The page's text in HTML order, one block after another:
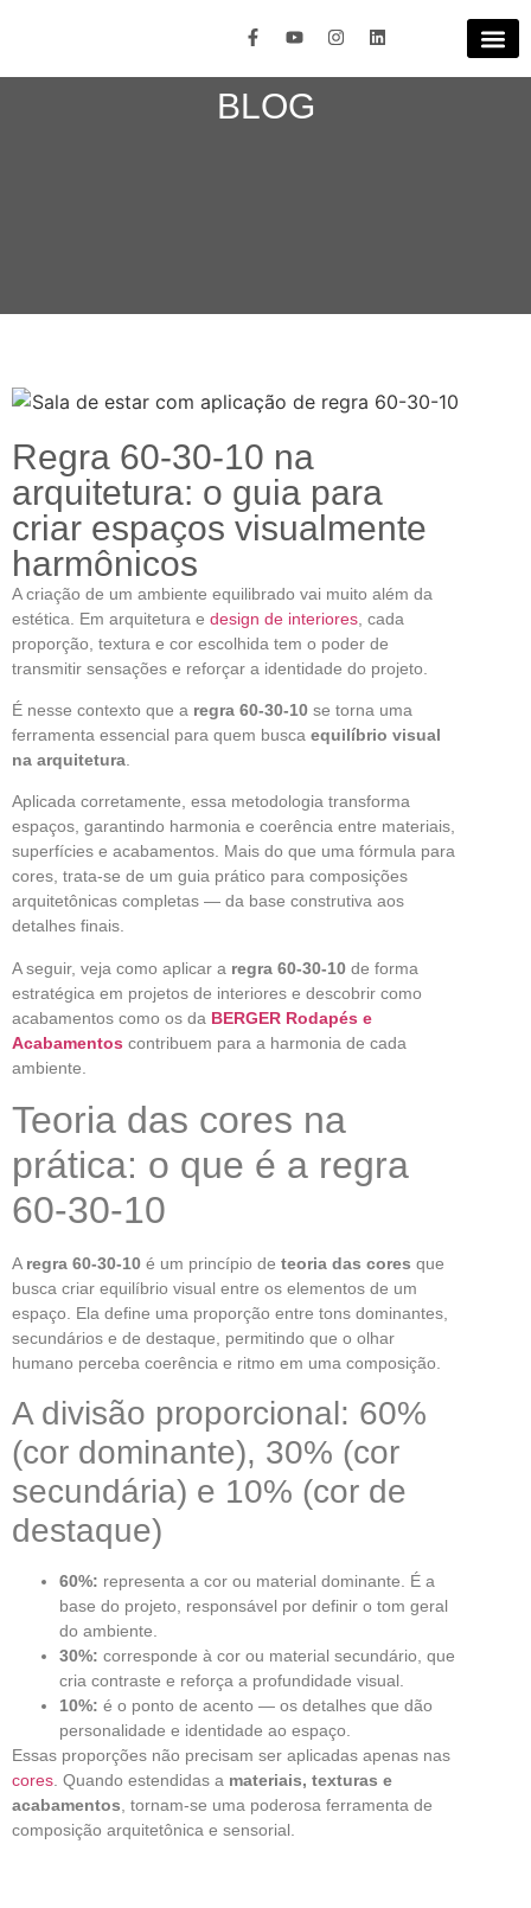
BLOG
Regra 60-30-10 na
arquitetura: o guia para
criar espaços visualmente
harmônicos
A criação de um ambiente equilibrado vai muito além da
estética. Em arquitetura e design de interiores , cada
proporção, textura e cor escolhida tem o poder de
transmitir sensações e reforçar a identidade do projeto.
É nesse contexto que a regra 60-30-10 se torna uma
ferramenta essencial para quem busca equilíbrio visual
na arquitetura
Aplicada corretamente, essa metodologia transforma
espaços, garantindo harmonia e coerência entre materiais,
superfícies e acabamentos. Mais do que uma fórmula para
cores, trata-se de um guia prático para composições
arquitetônicas completas — da base construtiva aos
detalhes finais.
A seguir, veja como aplicar a regra 60-30-10 de forma
estratégica em projetos de interiores e descobrir como
acabamentos como os da BERGER Rodapés e
Acabamentos contribuem para a harmonia de cada
ambiente.
Teoria das cores na
prática: o que é a regra
60-30-10
A regra 60-30-10 é um princípio de teoria das cores que
busca criar equilíbrio visual entre os elementos de um
espaço. Ela define uma proporção entre tons dominantes,
secundários e de destaque, permitindo que o olhar
humano perceba coerência e ritmo em uma composição.
A divisão proporcional: 60%
(cor dominante), 30% (cor
secundária) e 10% (cor de
destaque)
60%: representa a cor ou material dominante. É a
base do projeto, responsável por definir o tom geral
do ambiente.
30%: corresponde à cor ou material secundário, que
cria contraste e reforça a profundidade visual.
10%: é o ponto de acento — os detalhes que dão
personalidade e identidade ao espaço.
Essas proporções não precisam ser aplicadas apenas nas
cores . Quando estendidas a materiais, texturas e
acabamentos , tornam-se uma poderosa ferramenta de
composição arquitetônica e sensorial.